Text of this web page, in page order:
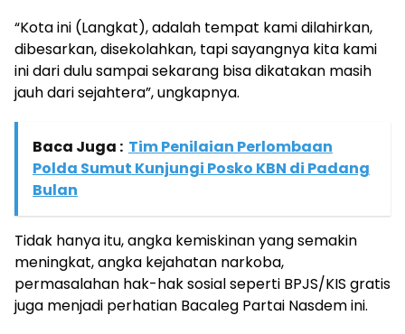
“Kota ini (Langkat), adalah tempat kami dilahirkan,
dibesarkan, disekolahkan, tapi sayangnya kita kami
ini dari dulu sampai sekarang bisa dikatakan masih
jauh dari sejahtera”, ungkapnya.
Baca Juga : Tim Penilaian Perlombaan
Polda Sumut Kunjungi Posko KBN di Padang
Bulan
Tidak hanya itu, angka kemiskinan yang semakin
meningkat, angka kejahatan narkoba,
permasalahan hak-hak sosial seperti BPJS/KIS gratis
juga menjadi perhatian Bacaleg Partai Nasdem ini.